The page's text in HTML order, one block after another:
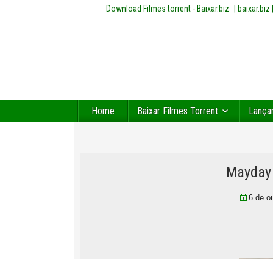
Download Filmes torrent - Baixar.biz |
Home Baixar Filmes Torrent
6 de